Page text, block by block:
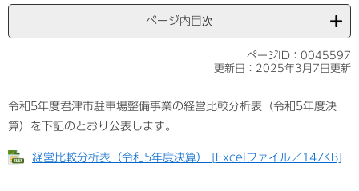
ページ内目次
ページID：0045597
更新日：2025年3月7日更新
令和5年度君津市駐車場整備事業の経営比較分析表（令和5年度決
算）を下記のとおり公表します。
経営比較分析表（令和5年度決算） [Excelファイル／147KB]